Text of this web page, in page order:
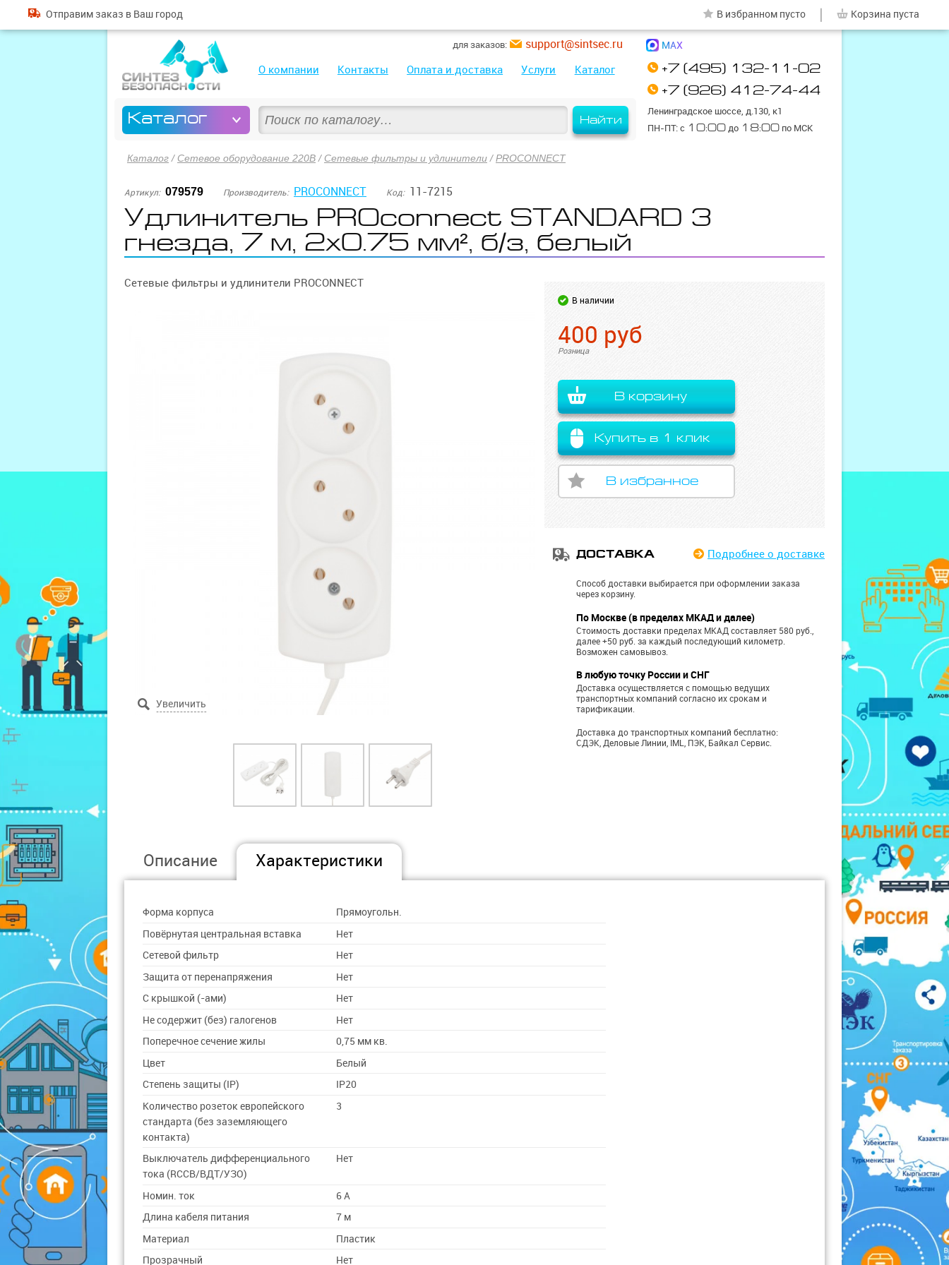
Найти
О компании Контакты Оплата и доставка Услуги Каталог
Каталог
+7 (495) 132-11-02
+7 (926) 412-74-44
Ленинградское шоссе, д.130, к1
ПН-ПТ: с 10:00 до 18:00 по МСК
для заказов: support@sintsec.ru MAX
Отправим заказ в Ваш город В избранном пусто Корзина пуста
Каталог / Сетевое оборудование 220В / Сетевые фильтры и удлинители /PROCONNECT
Артикул: 079579 Производитель: PROCONNECT Код: 11-7215
Удлинитель PROconnect STANDARD 3
гнезда, 7 м, 2х0.75 мм², б/з, белый
Сетевые фильтры и удлинители PROCONNECT
В наличии
400 руб
Розница
В корзину
Купить в 1 клик
В избранное
ДОСТАВКА Подробнее о доставке
Способ доставки выбирается при оформлении заказа
через корзину.
По Москве (в пределах МКАД и далее)
Стоимость доставки пределах МКАД составляет 580 руб.,
далее +50 руб. за каждый последующий километр.
Возможен самовывоз.
В любую точку России и СНГ
Доставка осуществляется с помощью ведущих
транспортных компаний согласно их срокам и
тарификации.
Доставка до транспортных компаний бесплатно:
СДЭК, Деловые Линии, IML, ПЭК, Байкал Сервис.
Описание Характеристики
Форма корпуса
Прямоугольн.
Повёрнутая центральная вставка
Нет
Сетевой фильтр
Нет
Защита от перенапряжения
Нет
С крышкой (-ами)
Нет
Не содержит (без) галогенов
Нет
Поперечное сечение жилы
0,75 мм кв.
Цвет
Белый
Степень защиты (IP)
IP20
Количество розеток европейского
стандарта (без заземляющего
контакта)
3
Выключатель дифференциального
тока (RCCB/ВДТ/УЗО)
Нет
Номин. ток
6 А
Длина кабеля питания
7 м
Материал
Пластик
Прозрачный
Нет